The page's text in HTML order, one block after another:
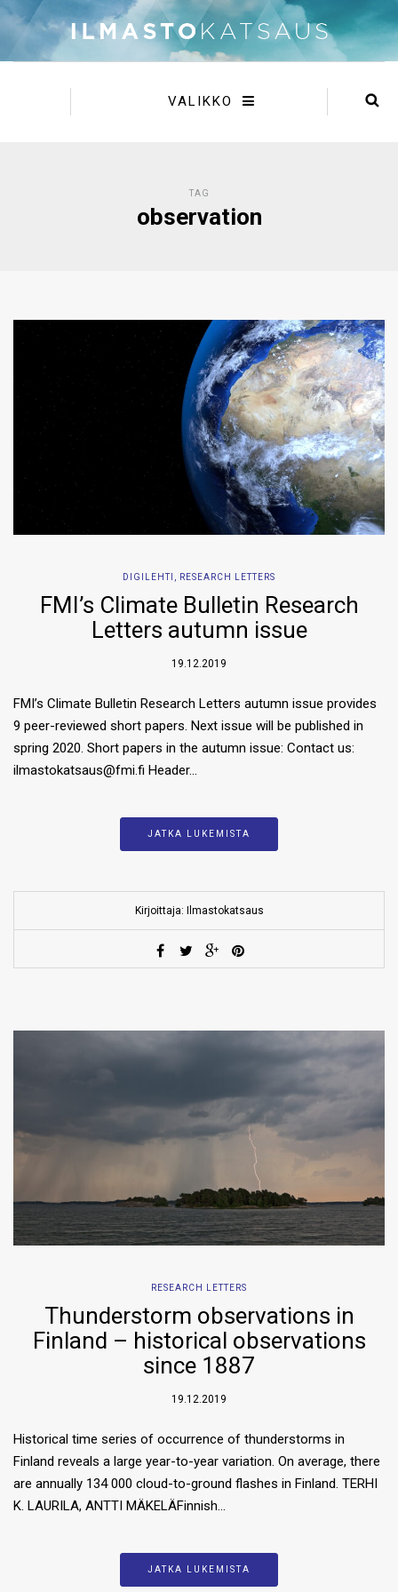
VALIKKO
TAG
observation
DIGILEHTI , RESEARCH LETTERS
FMI’s Climate Bulletin Research
Letters autumn issue
19.12.2019
FMI’s Climate Bulletin Research Letters autumn issue provides
9 peer-reviewed short papers. Next issue will be published in
spring 2020. Short papers in the autumn issue: Contact us:
ilmastokatsaus@fmi.fi Header…
JATKA LUKEMISTA
Kirjoittaja: Ilmastokatsaus
RESEARCH LETTERS
Thunderstorm observations in
Finland – historical observations
since 1887
19.12.2019
Historical time series of occurrence of thunderstorms in
Finland reveals a large year-to-year variation. On average, there
are annually 134 000 cloud-to-ground flashes in Finland. TERHI
K. LAURILA, ANTTI MÄKELÄFinnish…
JATKA LUKEMISTA